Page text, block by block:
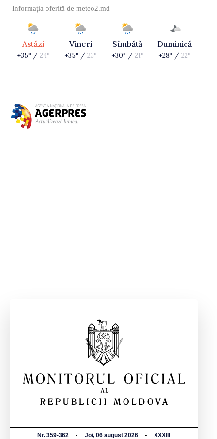
Informația oferită de meteo2.md
Astăzi
+35° / 24°
Vineri
+35° / 23°
Sîmbătă
+30° / 21°
Duminică
+28° / 22°
Nr. 359-362 Joi, 06 august 2026 XXXIII